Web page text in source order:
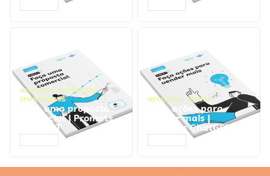
NEGÓCIOS, PROCESSOS
EMPRESARIAIS
Faça uma proposta
comercial | Prompts
ChatGPT
NEGÓCIOS, VENDAS
Faça ações para
vender mais |
Prompts ChatGPT